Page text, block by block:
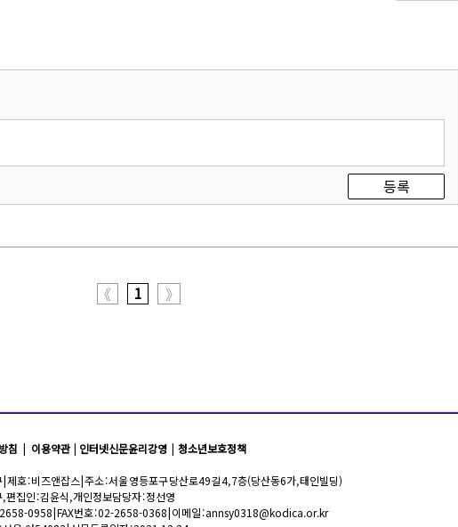
등록
《 1 》
침 | 이용약관| 인터넷신문윤리강영 |청소년보호정책
| 제호 : 비즈앤잡스 | 주소 : 서울 영등포구 당산로49길 4, 7층(당산동6가, 태인빌딩)
편집인 : 김윤식, 개인정보담당자 : 정선영
0958 | FAX번호 : 02-2658-0368 | 이메일 : annsy0318@kodica.or.kr